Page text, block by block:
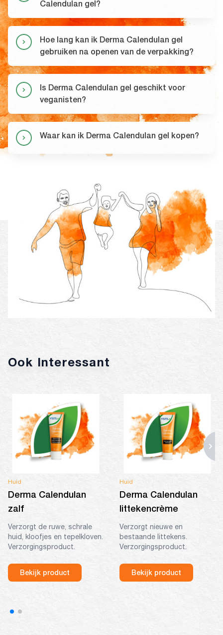
Calendulan gel?
Hoe lang kan ik Derma Calendulan gel
gebruiken na openen van de verpakking?
Is Derma Calendulan gel geschikt voor
veganisten?
Waar kan ik Derma Calendulan gel kopen?
Ook Interessant
Huid
Derma Calendulan
zalf
Verzorgt de ruwe, schrale
huid, kloofjes en tepelkloven.
Verzorgingsproduct.
Bekijk product
Huid
Derma Calendulan
littekencrème
Verzorgt nieuwe en
bestaande littekens.
Verzorgingsproduct.
Bekijk product